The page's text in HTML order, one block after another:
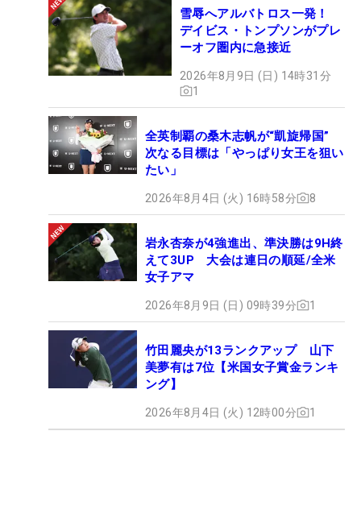
雪辱へアルバトロス一発！
デイビス・トンプソンがプレ
ーオフ圏内に急接近
2026年8月9日 (日) 14時31分
1
全英制覇の桑木志帆が“凱旋帰国”
次なる目標は「やっぱり女王を狙い
たい」
2026年8月4日 (火) 16時58分 8
岩永杏奈が4強進出、準決勝は9H終
えて3UP 大会は連日の順延/全米
女子アマ
2026年8月9日 (日) 09時39分 1
竹田麗央が13ランクアップ 山下
美夢有は7位【米国女子賞金ランキ
ング】
2026年8月4日 (火) 12時00分 1